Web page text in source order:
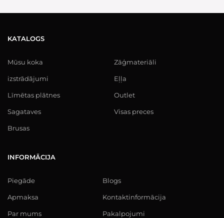
KATALOGS
Mūsu koka
izstrādājumi
Līmētas plātnes
Sagataves
Brusas
Zāģmateriāli
Eļļa
Outlet
Visas preces
INFORMĀCIJA
Piegāde
Apmaksa
Par mums
Blogs
Kontaktinformācija
Pakalpojumi